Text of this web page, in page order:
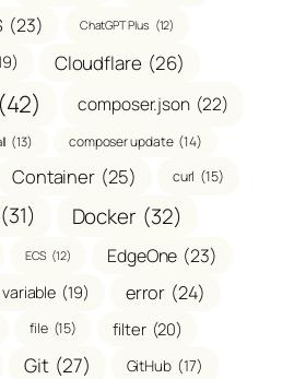
(23) ChatGPT Plus (12)
Cloudflare (26)
(42) composer.json (22)
(13) composer update (14)
Container (25) curl (15)
(31) Docker (32)
ECS (12) EdgeOne (23)
(19) error (24)
file (15) filter (20)
Git (27) GitHub (17)